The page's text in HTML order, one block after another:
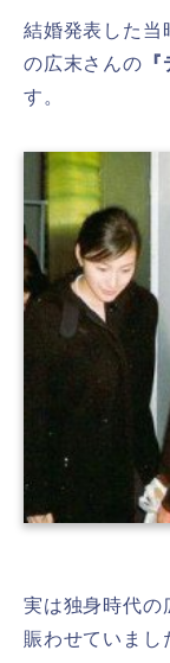
結婚発表した当
の広末さんの
す。
実は独身時代の
賑わせていまし